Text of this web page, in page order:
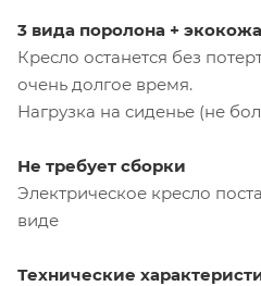
3 вида поролона + экокожа
Кресло останется без
очень долгое время.
Нагрузка на сиденье (не
Не требует сборки
Электрическое кресло
виде
Технические